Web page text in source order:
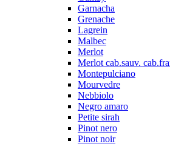
Garnacha
Grenache
Lagrein
Malbec
Merlot
Merlot cab.sauv.
Montepulciano
Mourvedre
Nebbiolo
Negro amaro
Petite sirah
Pinot nero
Pinot noir